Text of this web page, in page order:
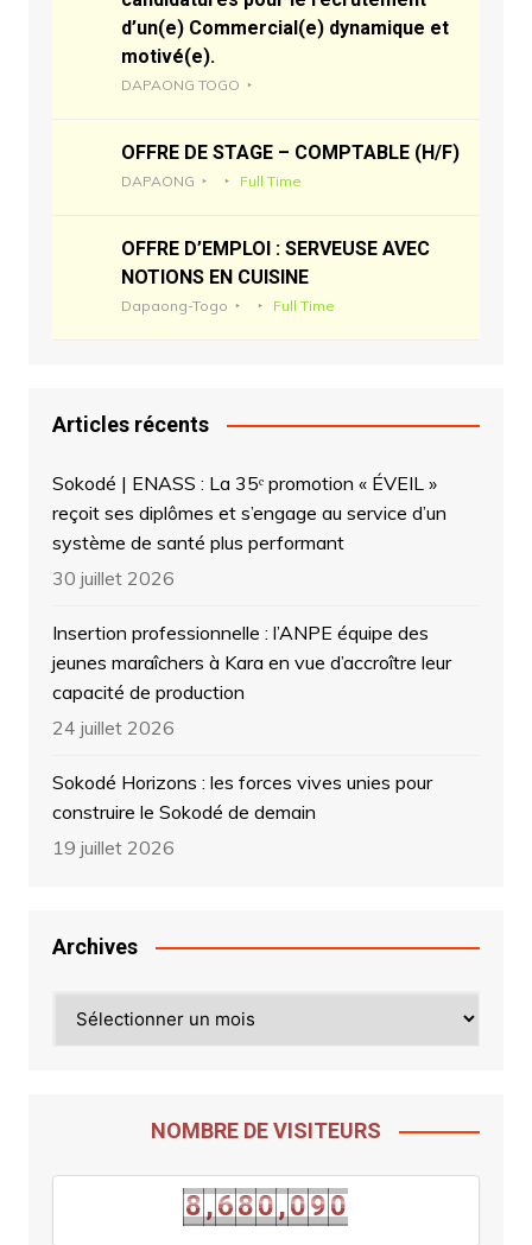
d’un(e) Commercial(e) dynamique et
motivé(e).
DAPAONG TOGO
OFFRE DE STAGE – COMPTABLE (H/F)
DAPAONG Full Time
OFFRE D’EMPLOI : SERVEUSE AVEC
NOTIONS EN CUISINE
Dapaong-Togo Full Time
Articles récents
Sokodé | ENASS : La 35ᵉ promotion « ÉVEIL »
reçoit ses diplômes et s’engage au service d’un
système de santé plus performant
30 juillet 2026
Insertion professionnelle : l’ANPE équipe des
jeunes maraîchers à Kara en vue d’accroître leur
capacité de production
24 juillet 2026
Sokodé Horizons : les forces vives unies pour
construire le Sokodé de demain
19 juillet 2026
Archives
NOMBRE DE VISITEURS
8 ,680 ,09
8
0
9